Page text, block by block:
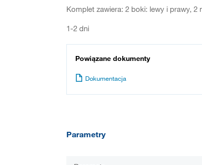
Komplet zawiera: 2 boki: lewy i prawy,
1-2 dni
Powiązane dokumenty
Dokumentacja
Parametry